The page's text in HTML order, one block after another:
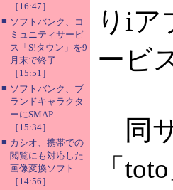
［16:47］
■ ソフトバンク、コ
ミュニティサービ
ス「S!タウン」を9
月末で終了
［15:51］
■ ソフトバンク、ブ
ランドキャラクタ
ーにSMAP
［15:34］
■ カシオ、携帯での
閲覧にも対応した
画像変換ソフト
［14:56］
りiア
ービ
同
「